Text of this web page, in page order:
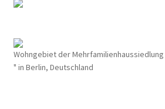
Dies und Das
Wohngebiet der
" in Berlin, Deutschland